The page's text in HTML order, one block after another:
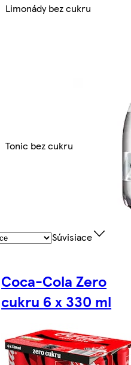
Limonády bez cukru
Tonic bez cukru
Súvisiace
Coca-Cola Zero
cukru 6 x 330 ml